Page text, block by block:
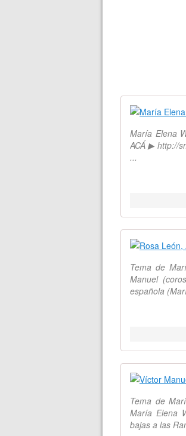
María Elena
ACÁ ▶ http://
...
Tema de
Manuel
española
Tema de
María Elena
bajas a las